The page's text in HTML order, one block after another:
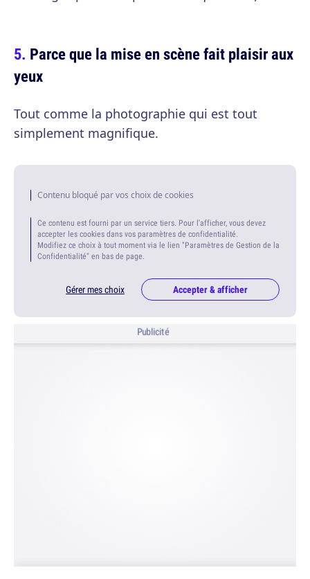
Parce que la mise en scène fait plaisir aux
yeux
Tout comme la photographie qui est tout
simplement magnifique.
Contenu bloqué par vos choix de cookies
Ce contenu est fourni par un service tiers. Pour l'afficher, vous devez
accepter les cookies dans vos paramètres de confidentialité.
Modifiez ce choix à tout moment via le lien "Paramètres de Gestion de la
Confidentialité" en bas de page.
Gérer mes choix Accepter & afficher
Publicité